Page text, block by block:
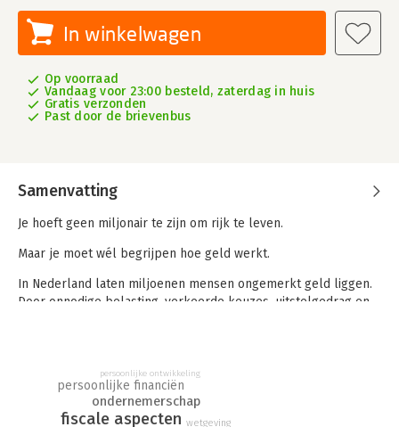
In winkelwagen
Op voorraad
Vandaag voor 23:00 besteld, zaterdag in huis
Gratis verzonden
Past door de brievenbus
Samenvatting
Je hoeft geen miljonair te zijn om rijk te leven.
Maar je moet wél begrijpen hoe geld werkt.
In Nederland laten miljoenen mensen ongemerkt geld liggen.
Door onnodige belasting, verkeerde keuzes, uitstelgedrag en
omdat niemand het ze ooit écht simpel heeft uitgelegd.
Thijs Verlangen doet dat wél.
fiscale aspecten
ondernemerschap
persoonlijke financiën
persoonlijke ontwikkeling
wetgeving